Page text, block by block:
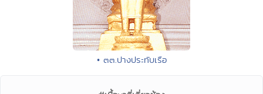
• ๓๓.ปางประทับเรือ